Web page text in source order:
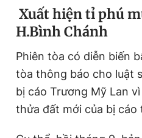
Xuất hiện tỉ phú
H.Bình Chánh
Phiên tòa có diễn biến
tòa thông báo cho luật
bị cáo Trương Mỹ Lan
thửa đất mới của bị cáo